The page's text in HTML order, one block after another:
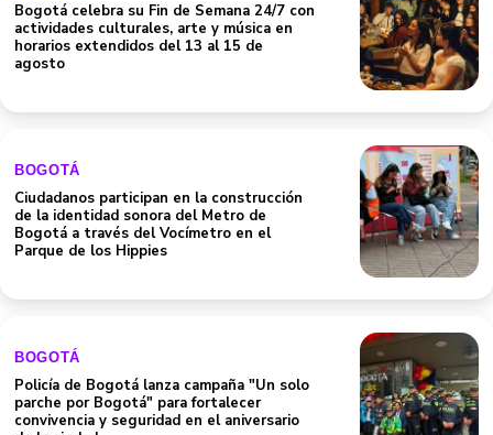
Bogotá celebra su Fin de Semana 24/7 con
actividades culturales, arte y música en
horarios extendidos del 13 al 15 de
agosto
BOGOTÁ
Ciudadanos participan en la construcción
de la identidad sonora del Metro de
Bogotá a través del Vocímetro en el
Parque de los Hippies
BOGOTÁ
Policía de Bogotá lanza campaña "Un solo
parche por Bogotá" para fortalecer
convivencia y seguridad en el aniversario